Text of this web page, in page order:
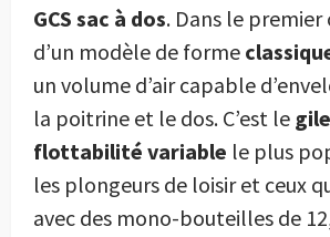
GCS sac à dos. Dans le premier
d’un modèle de forme
un volume d’air capable
la poitrine et le dos. C’est le
flottabilité variable le plus
les plongeurs de loisir et ceux
avec des mono-bouteilles de